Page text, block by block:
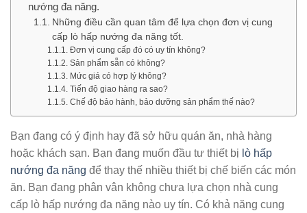
nướng đa năng.
Những điều cần quan tâm để lựa chọn đơn vị cung
cấp lò hấp nướng đa năng tốt.
Đơn vị cung cấp đó có uy tín không?
Sản phẩm sẵn có không?
Mức giá có hợp lý không?
Tiến độ giao hàng ra sao?
Chế độ bảo hành, bảo dưỡng sản phẩm thế nào?
Bạn đang có ý định hay đã sở hữu quán ăn, nhà hàng
hoặc khách sạn. Bạn đang muốn đầu tư thiết bị lò hấp
nướng đa năng để thay thế nhiều thiết bị chế biến các món
ăn. Bạn đang phân vân không chưa lựa chọn nhà cung
cấp lò hấp nướng đa năng nào uy tín. Có khả năng cung